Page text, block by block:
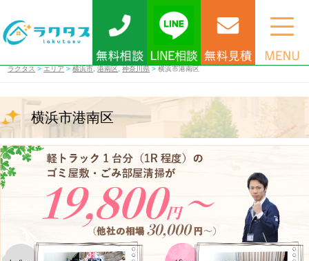
ラクタス > エリア >横浜市 ,港南区 ,神奈川県 >横浜市港南区
横浜市港南区